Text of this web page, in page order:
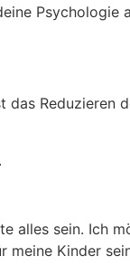
alles sein. Ich
meine Kinder